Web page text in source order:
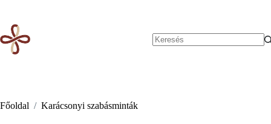
content
Főoldal / Karácsonyi szabásminták